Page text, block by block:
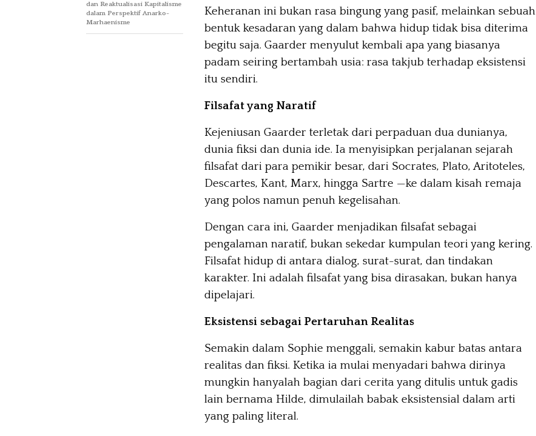
Keheranan ini bukan rasa bingung yang pasif, melainkan sebuah
bentuk kesadaran yang dalam bahwa hidup tidak bisa diterima
begitu saja. Gaarder menyulut kembali apa yang biasanya
padam seiring bertambah usia: rasa takjub terhadap eksistensi
itu sendiri.
Filsafat yang Naratif
Kejeniusan Gaarder terletak dari perpaduan dua dunianya,
dunia fiksi dan dunia ide. Ia menyisipkan perjalanan sejarah
filsafat dari para pemikir besar, dari Socrates, Plato, Aritoteles,
Descartes, Kant, Marx, hingga Sartre —ke dalam kisah remaja
yang polos namun penuh kegelisahan.
Dengan cara ini, Gaarder menjadikan filsafat sebagai
pengalaman naratif, bukan sekedar kumpulan teori yang kering.
Filsafat hidup di antara dialog, surat-surat, dan tindakan
karakter. Ini adalah filsafat yang bisa dirasakan, bukan hanya
dipelajari.
Eksistensi sebagai Pertaruhan Realitas
Semakin dalam Sophie menggali, semakin kabur batas antara
realitas dan fiksi. Ketika ia mulai menyadari bahwa dirinya
mungkin hanyalah bagian dari cerita yang ditulis untuk gadis
lain bernama Hilde, dimulailah babak eksistensial dalam arti
yang paling literal.
dan Reaktualisasi Kapitalisme
dalam Perspektif Anarko-
Marhaenisme